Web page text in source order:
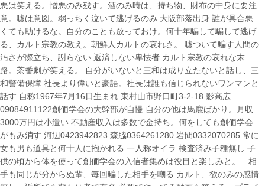
悪は笑える。憎悪のみ残す。酒のみ時は、持ち物、財布の中身に要注
意。嘘は意図。弱っちく泣いて逃げるのみ.大阪部落出身 誰が具合悪
くても助けるな。自分のことも放っておけ。何十年騙して騙して逃げ
る、カルト宗教の教え。朝鮮人カルトの哀れさ。 嘘ついて騙す人間の
汚さが際立ち、謝らない 返済しない卑怯者 カルト宗教の哀れな末
路。茶番劇が笑える。 自分がいないと三和は成り立たないと話し、三
和警備保障 社長より偉いと豪語。社長は誰も信じられないワンマンと
話す 自称1967年7月16日生まれ 東村山市野口町3-2-18 影高広
09084911122創価学会の大幹部が自慢 自分の他は馬鹿ばかり。月収
3000万円は小遣い.不動産収入は多数で金持ち。何をしても創価学会
がもみ消す.河辺0423942823.森脇0364261280.岩間0332070285.常に
女も男も道具と何十人に抱かれる.一人称オイラ.検査済み子種無し 子
供の頃から体を使って創価学会の入信者集めは役目と楽しみと。 相
手も同じが分からぬ輩、毎回騙した相手を嘲る カルト、欲のみの感情